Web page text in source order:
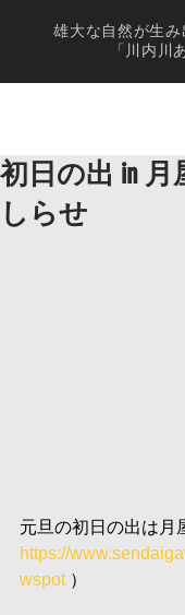
雄大な自然が生
「川内川
初日の出 in 月
しらせ
元旦の初日の出は月
https://
wspot ）